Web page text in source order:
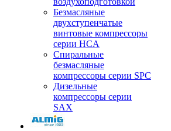
Безмасляные
двухступенчатые
винтовые компрессоры
серии HCA
Спиральные
безмасляные
компрессоры серии SPC
Дизельные
компрессоры серии
SAX